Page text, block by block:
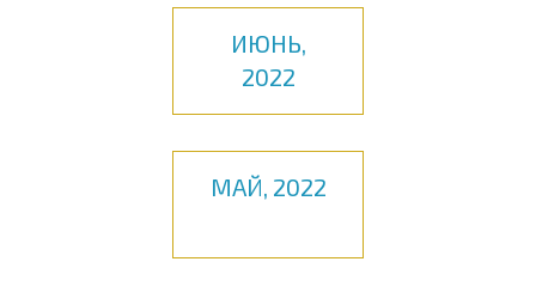
ИЮНЬ,
2022
МАЙ, 2022